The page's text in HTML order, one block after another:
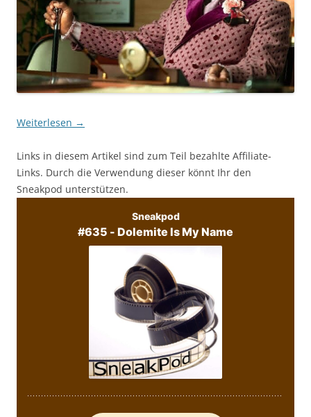
Weiterlesen →
Links in diesem Artikel sind zum Teil bezahlte Affiliate-
Links. Durch die Verwendung dieser könnt Ihr den
Sneakpod unterstützen.